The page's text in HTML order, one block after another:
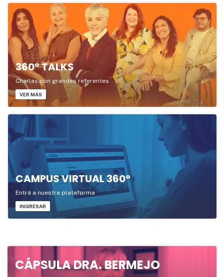
360° TALKS
Charlas con grandes referentes
VER MÁS
CAMPUS VIRTUAL 360°
Entrá a nuestra plataforma
INGRESAR
CÁPSULA DRA. BERMEJO